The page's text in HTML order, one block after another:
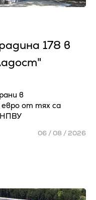
178 в
в
евро от тях са
НПВУ
06 / 08 / 2026